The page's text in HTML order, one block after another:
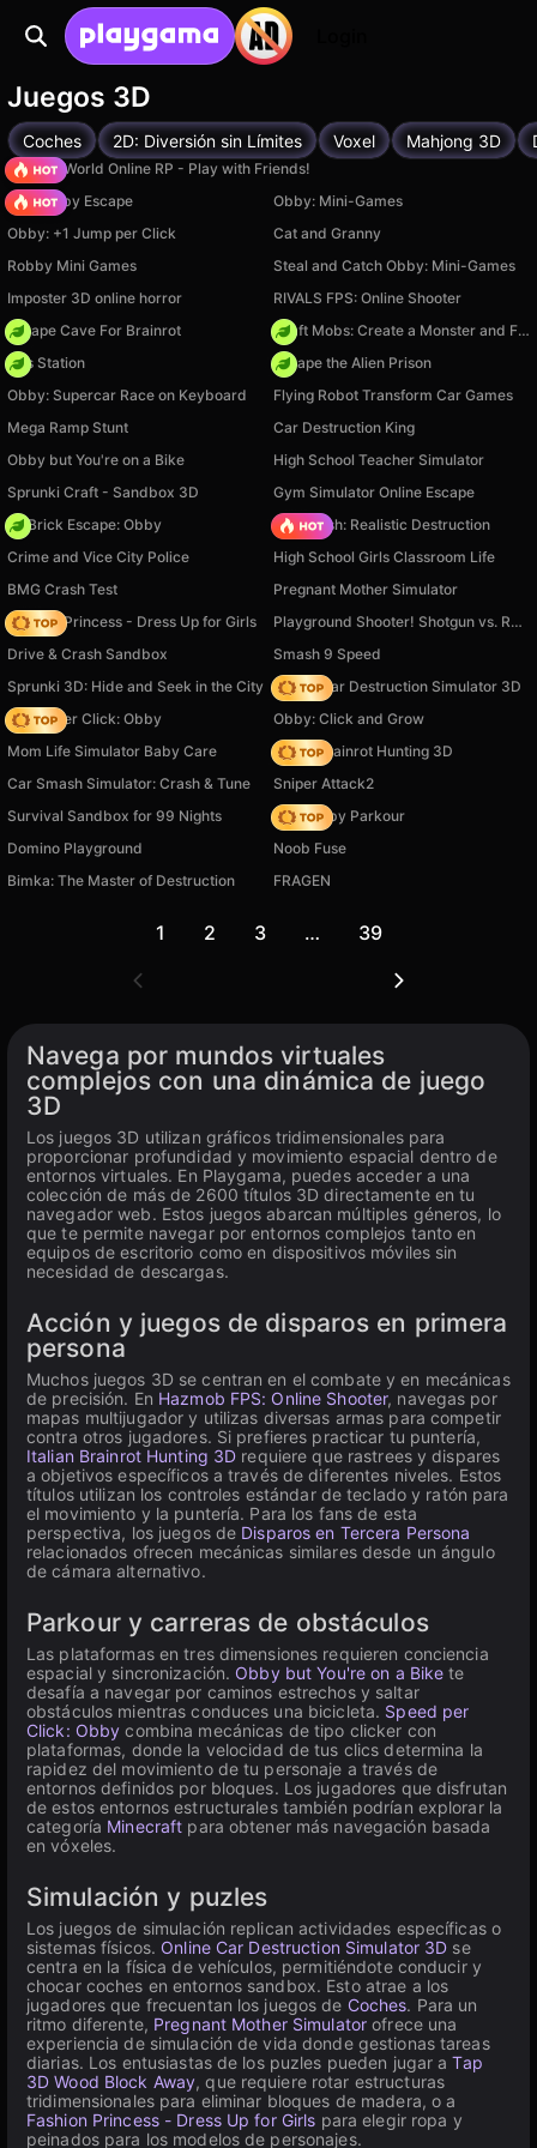
Juegos 3D
Coches 2D: Diversión sin Límites Voxel Mahjong 3D
Sprunki World Online RP - Play with Friends!
Your Obby Escape
Obby: Mini-Games
Obby: +1 Jump per Click
Cat and Granny
Robby Mini Games
Steal and Catch Obby: Mini-Games
Imposter 3D online horror
RIVALS FPS: Online Shooter
Escape Cave For Brainrot
Craft Mobs: Create a Monster and Fight!
Gas Station
Escape the Alien Prison
Obby: Supercar Race on Keyboard
Flying Robot Transform Car Games
Mega Ramp Stunt
Car Destruction King
Obby but You're on a Bike
High School Teacher Simulator
Sprunki Craft - Sandbox 3D
Gym Simulator Online Escape
+1 Brick Escape: Obby
Car Crush: Realistic Destruction
Crime and Vice City Police
High School Girls Classroom Life
BMG Crash Test
Pregnant Mother Simulator
Fashion Princess - Dress Up for Girls
Playground Shooter! Shotgun vs. Ragdolls!
Drive & Crash Sandbox
Smash 9 Speed
Sprunki 3D: Hide and Seek in the City Online Car Destruction Simulator 3D
Speed per Click: Obby
Obby: Click and Grow
Mom Life Simulator Baby Care
Italian Brainrot Hunting 3D
Car Smash Simulator: Crash & Tune
Sniper Attack2
Survival Sandbox for 99 Nights
Your Obby Parkour
Domino Playground
Noob Fuse
Bimka: The Master of Destruction
FRAGEN
1 2 3 … 39
Navega por mundos virtuales
complejos con una dinámica de juego
3D
Los juegos 3D utilizan gráficos tridimensionales para
proporcionar profundidad y movimiento espacial dentro de
entornos virtuales. En Playgama, puedes acceder a una
colección de más de 2600 títulos 3D directamente en tu
navegador web. Estos juegos abarcan múltiples géneros, lo
que te permite navegar por entornos complejos tanto en
equipos de escritorio como en dispositivos móviles sin
necesidad de descargas.
Acción y juegos de disparos en primera
persona
Muchos juegos 3D se centran en el combate y en mecánicas
de precisión. En Hazmob FPS: Online Shooter, navegas por
mapas multijugador y utilizas diversas armas para competir
contra otros jugadores. Si prefieres practicar tu puntería,
Italian Brainrot Hunting 3D requiere que rastrees y dispares
a objetivos específicos a través de diferentes niveles. Estos
títulos utilizan los controles estándar de teclado y ratón para
el movimiento y la puntería. Para los fans de esta
perspectiva, los juegos de Disparos en Tercera Persona
relacionados ofrecen mecánicas similares desde un ángulo
de cámara alternativo.
Parkour y carreras de obstáculos
Las plataformas en tres dimensiones requieren conciencia
espacial y sincronización. Obby but You're on a Bike te
desafía a navegar por caminos estrechos y saltar
obstáculos mientras conduces una bicicleta. Speed per
Click: Obby combina mecánicas de tipo clicker con
plataformas, donde la velocidad de tus clics determina la
rapidez del movimiento de tu personaje a través de
entornos definidos por bloques. Los jugadores que disfrutan
de estos entornos estructurales también podrían explorar la
categoría Minecraft para obtener más navegación basada
en vóxeles.
Simulación y puzles
Los juegos de simulación replican actividades específicas o
sistemas físicos. Online Car Destruction Simulator 3D se
centra en la física de vehículos, permitiéndote conducir y
chocar coches en entornos sandbox. Esto atrae a los
jugadores que frecuentan los juegos de Coches. Para un
ritmo diferente, Pregnant Mother Simulator ofrece una
experiencia de simulación de vida donde gestionas tareas
diarias. Los entusiastas de los puzles pueden jugar aTap
3D Wood Block Away, que requiere rotar estructuras
tridimensionales para eliminar bloques de madera, o a
Fashion Princess - Dress Up for Girls para elegir ropa y
peinados para los modelos de personajes.